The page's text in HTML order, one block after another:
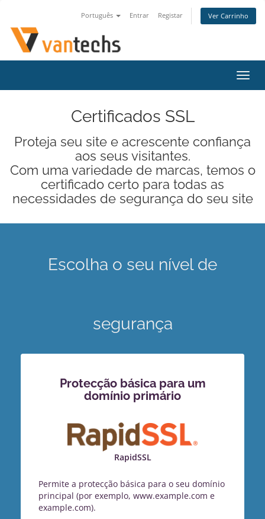
Português Entrar Registar Ver Carrinho
Certificados SSL
Proteja seu site e acrescente confiança
aos seus visitantes.
Com uma variedade de marcas, temos o
certificado certo para todas as
necessidades de segurança do seu site
Escolha o seu nível de
segurança
Protecção básica para um
domínio primário
RapidSSL
Permite a protecção básica para o seu domínio
principal (por exemplo, www.example.com e
example.com).